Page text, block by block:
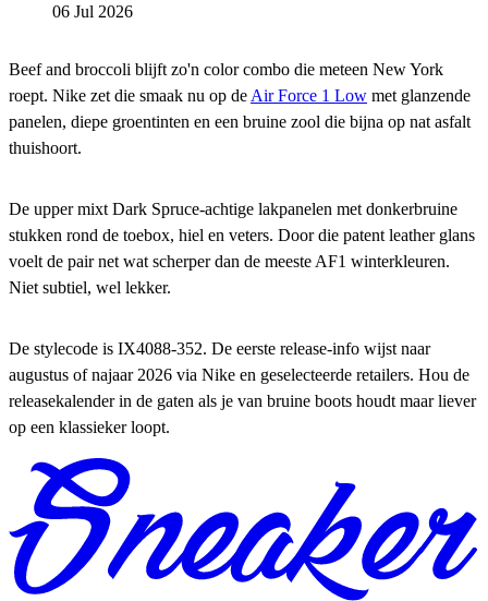
06 Jul 2026
Beef and broccoli blijft zo'n color combo die meteen New York
roept. Nike zet die smaak nu op de Air Force 1 Low met glanzende
panelen, diepe groentinten en een bruine zool die bijna op nat asfalt
thuishoort.
De upper mixt Dark Spruce-achtige lakpanelen met donkerbruine
stukken rond de toebox, hiel en veters. Door die patent leather glans
voelt de pair net wat scherper dan de meeste AF1 winterkleuren.
Niet subtiel, wel lekker.
De stylecode is IX4088-352. De eerste release-info wijst naar
augustus of najaar 2026 via Nike en geselecteerde retailers. Hou de
releasekalender in de gaten als je van bruine boots houdt maar liever
op een klassieker loopt.